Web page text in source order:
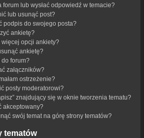
forum lub wysłać odpowiedź w temacie?
lub usunąć post?
podpis do swojego posta?
ankietę?
opcji ankiety?
ankietę?
forum?
załączników?
ostrzeżenie?
posty moderatorowi?
znajdujący się w oknie tworzenia tematu?
akceptowany?
swój temat na górę strony tematów?
tematów